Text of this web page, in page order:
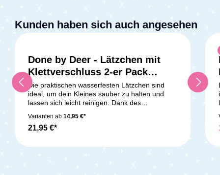
Kunden haben sich auch angesehen
Done by Deer - Lätzchen mit
Klettverschluss 2-er Pack
Elphee Blue
Die praktischen wasserfesten Lätzchen sind
ideal, um dein Kleines sauber zu halten und
lassen sich leicht reinigen. Dank des
Essen weniger daneben. Die weichen Lätzchen
verfügen über einen Klettverschluss, der ein
hübsche Lätzchenset ist in einem sanften
Varianten ab 14,95 €*
21,95 €*